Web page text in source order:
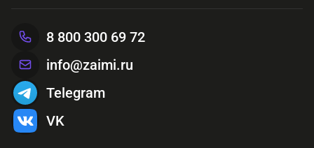
8 800 300 69 72
info@zaimi.ru
Telegram
VK